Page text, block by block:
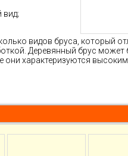
видов бруса, который
Деревянный брус
характеризуются